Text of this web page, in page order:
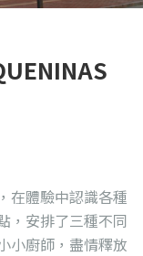
在體驗中認識各種
，安排了三種不同
小廚師，盡情釋放